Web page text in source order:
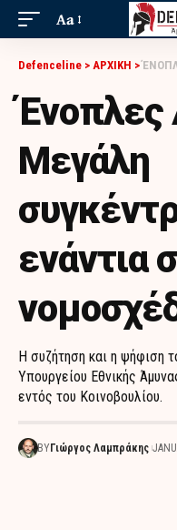
Aa
Defenceline > ΑΡΧΙΚΗ >ΈΝΟΠΛΕΣ
Ένοπλες
Μεγάλη
ενάντια
Η συζήτηση και η ψήφιση
Υπουργείου Εθνικής
εντός του Κοινοβουλίου.
BY Γιώργος Λαμπράκης